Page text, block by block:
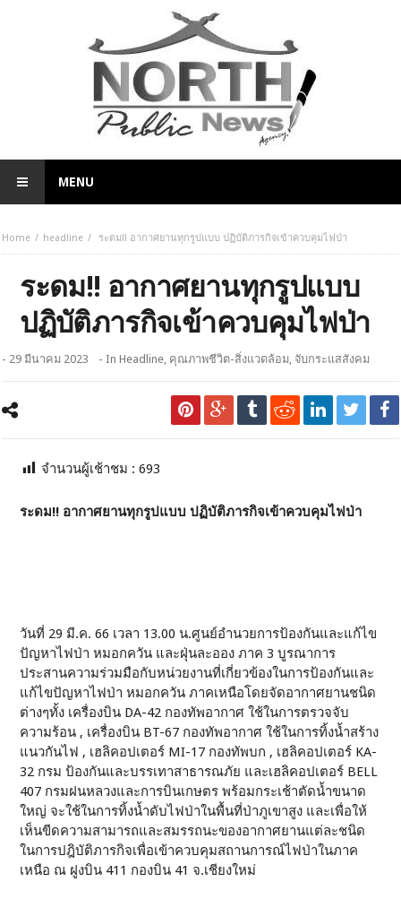
MENU
Home headline ระดม!! อากาศยานทุกรูปแบบ ปฏิบัติภารกิจเข้าควบคุมไฟป่า
ระดม!! อากาศยานทุกรูปแบบ
ปฏิบัติภารกิจเข้าควบคุมไฟป่า
- 29 มีนาคม 2023 - InHeadline, คุณภาพชีวิต-สิ่งแวดล้อม, จับกระแสสังคม
จำนวนผู้เช้าชม :693
ระดม!! อากาศยานทุกรูปแบบ ปฏิบัติภารกิจเข้าควบคุมไฟป่า
วันที่ 29 มี.ค. 66 เวลา 13.00 น.ศูนย์อำนวยการป้องกันและแก้ไข
ปัญหาไฟป่า หมอกควัน และฝุ่นละออง ภาค 3 บูรณาการ
ประสานความร่วมมือกับหน่วยงานที่เกี่ยวข้องในการป้องกันและ
แก้ไขปัญหาไฟป่า หมอกควัน ภาคเหนือโดยจัดอากาศยานชนิด
ต่างๆทั้ง เครื่องบิน DA-42 กองทัพอากาศ ใช้ในการตรวจจับ
ความร้อน , เครื่องบิน BT-67 กองทัพอากาศ ใช้ในการทิ้งน้ำสร้าง
แนวกันไฟ , เฮลิคอปเตอร์ MI-17 กองทัพบก , เฮลิคอปเตอร์ KA-
32 กรม ป้องกันและบรรเทาสาธารณภัย และเฮลิคอปเตอร์ BELL
407 กรมฝนหลวงและการบินเกษตร พร้อมกระเช้าตัดน้ำขนาด
ใหญ่ จะใช้ในการทิ้งน้ำดับไฟป่าในพื้นที่ป่าภูเขาสูง และเพื่อให้
เห็นขีดความสามารถและสมรรถนะของอากาศยานแต่ละชนิด
ในการปฎิบัติภารกิจเพื่อเข้าควบคุมสถานการณ์ไฟป่าในภาค
เหนือ ณ ฝูงบิน 411 กองบิน 41 จ.เชียงใหม่